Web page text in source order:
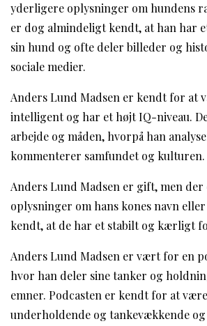
yderligere oplysninger om hundens
er dog almindeligt kendt, at han har
sin hund og ofte deler billeder og
sociale medier.
Anders Lund Madsen er kendt for at
intelligent og har et højt IQ-niveau.
arbejde og måden, hvorpå han
kommenterer samfundet og kulturen.
Anders Lund Madsen er gift, men der
oplysninger om hans kones navn
kendt, at de har et stabilt og kærligt
Anders Lund Madsen er vært for en
hvor han deler sine tanker og
emner. Podcasten er kendt for at
underholdende og tankevækkende